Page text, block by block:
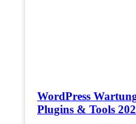
WordPress
Plugins & Tools